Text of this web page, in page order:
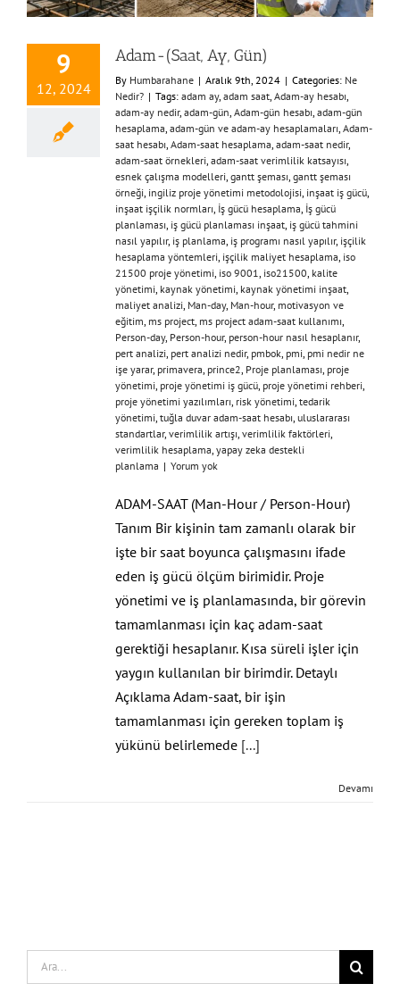
9
12, 2024
Adam-(Saat, Ay, Gün)
By Humbarahane | Aralık 9th, 2024 | Categories: Ne
Nedir? | Tags: adam ay, adam saat Adam-ay hesabı
adam-ay nedir, adam-gün Adam-gün hesabı adam-gün
hesaplama adam-gün ve adam-ay hesaplamaları Adam-
saat hesabı Adam-saat hesaplama adam-saat nedir,
adam-saat örnekleri adam-saat verimlilik katsayısı
esnek çalışma modelleri gantt şeması gantt şeması
örneği ingiliz proje yönetimi metodolojisi inşaat iş gücü
inşaat işçilik normları İş gücü hesaplama İş gücü
planlaması iş gücü planlaması inşaat iş gücü tahmini
nasıl yapılır, iş planlama iş programı nasıl yapılır, işçilik
hesaplama yöntemleri işçilik maliyet hesaplama iso
21500 proje yönetimi iso 9001 iso21500 kalite
yönetimi kaynak yönetimi kaynak yönetimi inşaat
maliyet analizi Man-day, Man-hour, motivasyon ve
eğitim ms project ms project adam-saat kullanımı
Person-day, Person-hour, person-hour nasıl hesaplanır,
pert analizi pert analizi nedir, pmbok pmi pmi nedir ne
işe yarar, primavera prince2 Proje planlaması proje
yönetimi proje yönetimi iş gücü proje yönetimi rehberi
proje yönetimi yazılımları risk yönetimi tedarik
yönetimi tuğla duvar adam-saat hesabı uluslararası
standartlar, verimlilik artışı verimlilik faktörleri
verimlilik hesaplama yapay zeka destekli
planlama | Yorum yok
ADAM-SAAT (Man-Hour / Person-Hour)
Tanım Bir kişinin tam zamanlı olarak bir
işte bir saat boyunca çalışmasını ifade
eden iş gücü ölçüm birimidir. Proje
yönetimi ve iş planlamasında, bir görevin
tamamlanması için kaç adam-saat
gerektiği hesaplanır. Kısa süreli işler için
yaygın kullanılan bir birimdir. Detaylı
Açıklama Adam-saat, bir işin
tamamlanması için gereken toplam iş
yükünü belirlemede [...]
Devamı
Search
for: